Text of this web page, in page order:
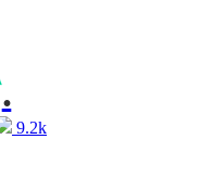
.
9.2k